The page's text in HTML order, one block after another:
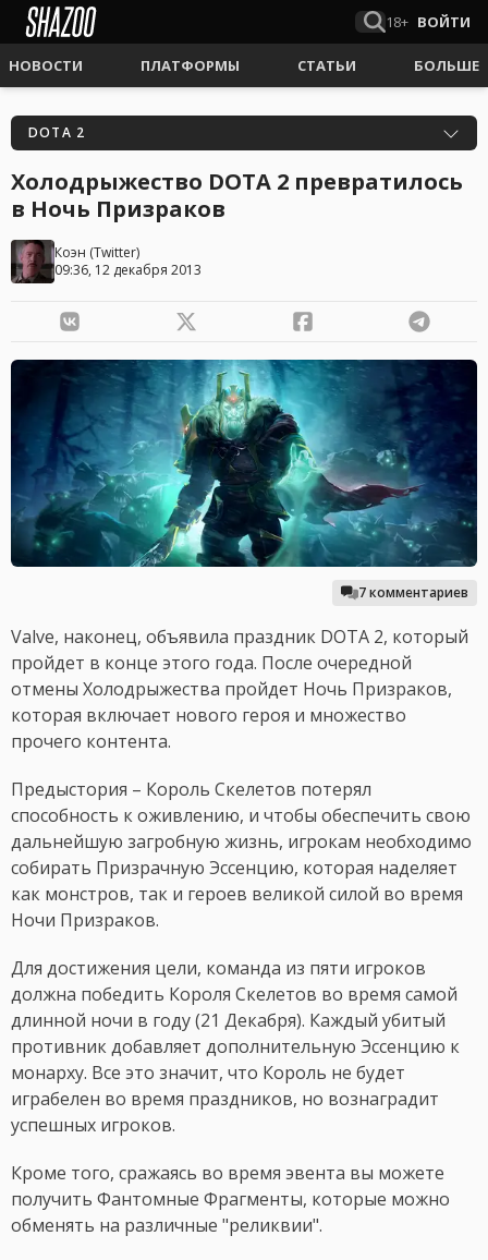
18+ ВОЙТИ
НОВОСТИ ПЛАТФОРМЫ СТАТЬИ БОЛЬШЕ
DOTA 2
Холодрыжество DOTA 2 превратилось
в Ночь Призраков
Коэн (Twitter)
09:36, 12 декабря 2013
7 комментариев
Valve, наконец, объявила праздник DOTA 2, который
пройдет в конце этого года. После очередной
отмены Холодрыжества пройдет Ночь Призраков,
которая включает нового героя и множество
прочего контента.
Предыстория – Король Скелетов потерял
способность к оживлению, и чтобы обеспечить свою
дальнейшую загробную жизнь, игрокам необходимо
собирать Призрачную Эссенцию, которая наделяет
как монстров, так и героев великой силой во время
Ночи Призраков.
Для достижения цели, команда из пяти игроков
должна победить Короля Скелетов во время самой
длинной ночи в году (21 Декабря). Каждый убитый
противник добавляет дополнительную Эссенцию к
монарху. Все это значит, что Король не будет
играбелен во время праздников, но вознаградит
успешных игроков.
Кроме того, сражаясь во время эвента вы можете
получить Фантомные Фрагменты, которые можно
обменять на различные "реликвии".